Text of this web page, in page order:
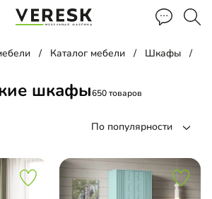
Каталог мебели Шкафы
шкафы650 товаров
По популярности